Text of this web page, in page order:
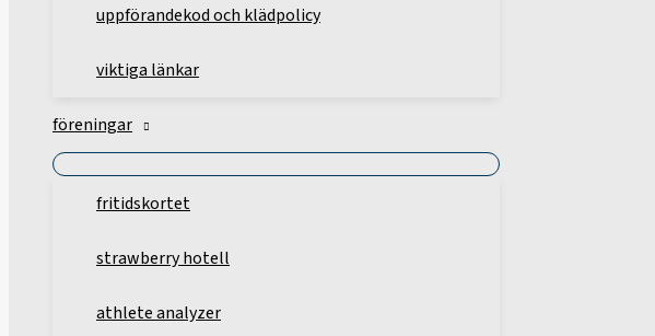
uppförandekod och klädpolicy
viktiga länkar
föreningar
fritidskortet
strawberry hotell
athlete analyzer